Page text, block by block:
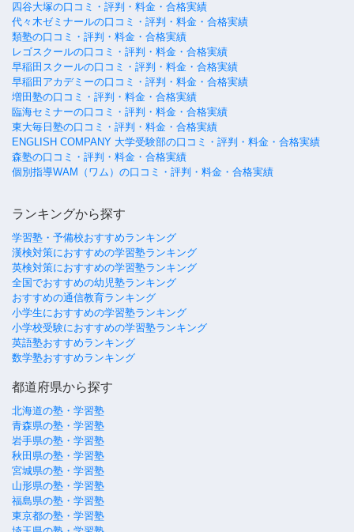
四谷大塚の口コミ・評判・料金・合格実績
代々木ゼミナールの口コミ・評判・料金・合格実績
類塾の口コミ・評判・料金・合格実績
レゴスクールの口コミ・評判・料金・合格実績
早稲田スクールの口コミ・評判・料金・合格実績
早稲田アカデミーの口コミ・評判・料金・合格実績
増田塾の口コミ・評判・料金・合格実績
臨海セミナーの口コミ・評判・料金・合格実績
東大毎日塾の口コミ・評判・料金・合格実績
ENGLISH COMPANY 大学受験部の口コミ・評判・料金・合格実績
森塾の口コミ・評判・料金・合格実績
個別指導WAM（ワム）の口コミ・評判・料金・合格実績
ランキングから探す
学習塾・予備校おすすめランキング
漢検対策におすすめの学習塾ランキング
英検対策におすすめの学習塾ランキング
全国でおすすめの幼児塾ランキング
おすすめの通信教育ランキング
小学生におすすめの学習塾ランキング
小学校受験におすすめの学習塾ランキング
英語塾おすすめランキング
数学塾おすすめランキング
都道府県から探す
北海道の塾・学習塾
青森県の塾・学習塾
岩手県の塾・学習塾
秋田県の塾・学習塾
宮城県の塾・学習塾
山形県の塾・学習塾
福島県の塾・学習塾
東京都の塾・学習塾